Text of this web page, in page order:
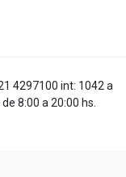
4297100 int: 1042 a
8:00 a 20:00 hs.